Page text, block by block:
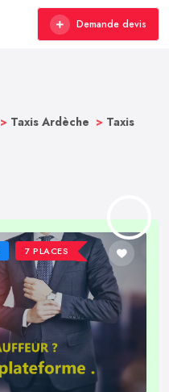
Demande devis
> Taxis Ardèche > Taxis
7 PLACES